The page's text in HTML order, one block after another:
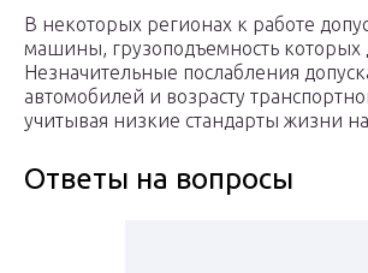
В некоторых регионах к работе
машины, грузоподъемность которых
Незначительные послабления
автомобилей и возрасту
учитывая низкие стандарты жизни
Ответы на вопросы